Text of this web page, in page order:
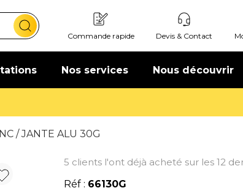
Commande rapide Devis & Contact
Nos services Nous découvrir
/ JANTE ALU 30G
5 clients l'ont déjà acheté sur les 12
Réf : 66130G